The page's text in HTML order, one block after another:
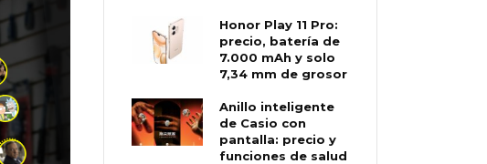
Honor Play 11 Pro:
precio, batería de
7.000 mAh y solo
7,34 mm de grosor
Anillo inteligente
de Casio con
pantalla: precio y
funciones de salud